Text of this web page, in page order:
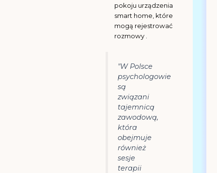
pokoju urządzenia
smart home, które
mogą rejestrować
rozmowy .
"W Polsce
psychologowie
są
związani
tajemnicą
zawodową,
która
obejmuje
również
sesje
terapii